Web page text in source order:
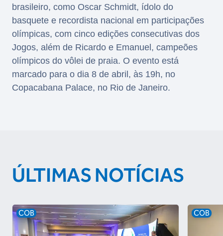
brasileiro, como Oscar Schmidt, ídolo do
basquete e recordista nacional em participações
olímpicas, com cinco edições consecutivas dos
Jogos, além de Ricardo e Emanuel, campeões
olímpicos do vôlei de praia. O evento está
marcado para o dia 8 de abril, às 19h, no
Copacabana Palace, no Rio de Janeiro.
ÚLTIMAS NOTÍCIAS
COB COB